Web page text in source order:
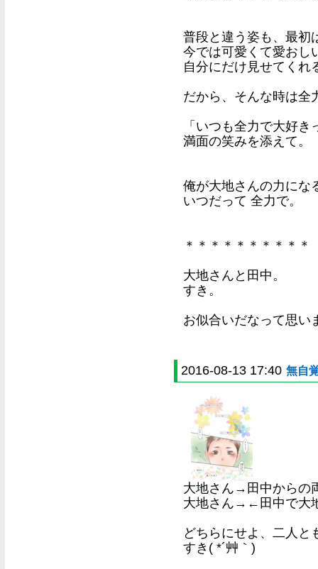
普段と違う姿も、最初
今では可愛くて愛おし
自分にだけ見せてくれ
だから、そんな時は全
「いつも全力で大好き
満面の笑みを添えて。
俺が大地さんの力にな
いつだって 全力で。
＊＊＊＊＊＊＊＊＊＊
大地さんと田中。
すき。
お似合いだなって思い
2016-08-13 17:40 無自
大地さん→田中からの
大地さん→←田中で大
どちらにせよ、二人と
すき( *´艸｀)